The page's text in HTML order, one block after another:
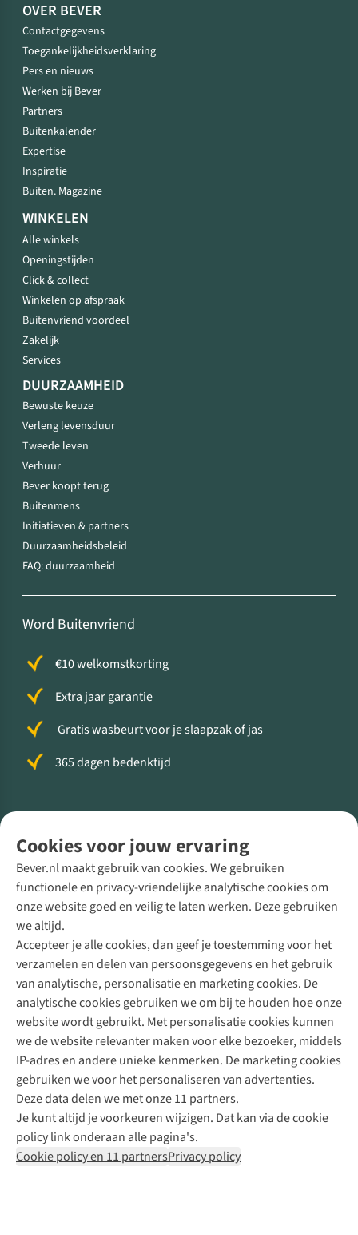
Cookies voor jouw ervaring
Bever.nl maakt gebruik van cookies. We gebruiken
functionele en privacy-vriendelijke analytische cookies om
onze website goed en veilig te laten werken. Deze gebruiken
we altijd.
Accepteer je alle cookies, dan geef je toestemming voor het
verzamelen en delen van persoonsgegevens en het gebruik
van analytische, personalisatie en marketing cookies. De
analytische cookies gebruiken we om bij te houden hoe onze
website wordt gebruikt. Met personalisatie cookies kunnen
we de website relevanter maken voor elke bezoeker, middels
IP-adres en andere unieke kenmerken. De marketing cookies
gebruiken we voor het personaliseren van advertenties.
Deze data delen we met onze 11 partners.
Je kunt altijd je voorkeuren wijzigen. Dat kan via de cookie
policy link onderaan alle pagina's.
Cookie policy en 11 partnersPrivacy policy
OVER BEVER
Contactgegevens
Toegankelijkheidsverklaring
Pers en nieuws
Werken bij Bever
Partners
Buitenkalender
Expertise
Inspiratie
Buiten. Magazine
WINKELEN
Alle winkels
Openingstijden
Click & collect
Winkelen op afspraak
Buitenvriend voordeel
Zakelijk
Services
DUURZAAMHEID
Bewuste keuze
Verleng levensduur
Tweede leven
Verhuur
Bever koopt terug
Buitenmens
Initiatieven & partners
Duurzaamheidsbeleid
FAQ: duurzaamheid
Word Buitenvriend
€10 welkomstkorting
Extra jaar garantie
Gratis wasbeurt voor je slaapzak of jas
365 dagen bedenktijd
Direct advies van een Buitenexpert
+31 (0)85 888 50 88
+31 6 12 28 49 80
Contactformulier